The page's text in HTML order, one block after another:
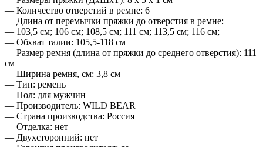
— Количество отверстий в ремне: 6
— Длина от перемычки пряжки до отверстия в ремне:
— 103,5 см; 106 см; 108,5 см; 111 см; 113,5 см; 116 см;
— Обхват талии: 105,5-118 см
— Размер ремня (длина от пряжки до среднего отверстия): 111
см
— Ширина ремня, см: 3,8 см
— Тип: ремень
— Пол: для мужчин
— Производитель: WILD BEAR
— Страна производства: Россия
— Отделка: нет
— Двухсторонний: нет